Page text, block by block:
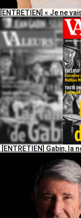
[ENTRETIEN] « Je ne
[ENTRETIEN] Gabin, la